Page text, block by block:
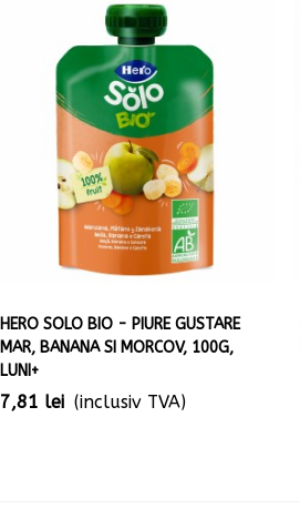
HERO SOLO BIO - PIURE GUSTARE
MAR, BANANA SI MORCOV, 100G,
LUNI+
7,81 lei (inclusiv TVA)